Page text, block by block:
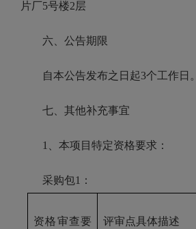
片厂5号楼2层
六、公告期限
自本公告发布之日起3个工作日。
七、其他补充事宜
1、本项目特定资格要求：
采购包1：
资格审查要 评审点具体描述